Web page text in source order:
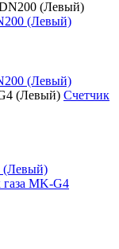
(Левый)
(Левый)
Счетчик
(Левый)
газа МK-G4